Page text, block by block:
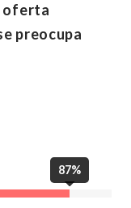
oferta
preocupa
87%